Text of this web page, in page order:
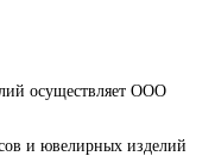
осуществляет ООО
и ювелирных изделий